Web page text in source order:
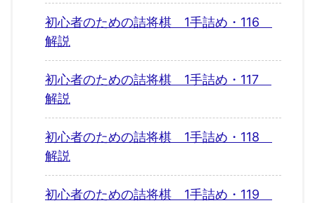
初心者のための詰将棋 1手詰め・116
解説
初心者のための詰将棋 1手詰め・117
解説
初心者のための詰将棋 1手詰め・118
解説
初心者のための詰将棋 1手詰め・119